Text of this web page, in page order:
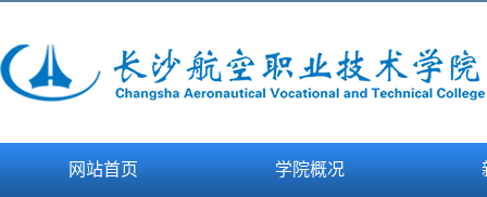
网站首页 学院概况